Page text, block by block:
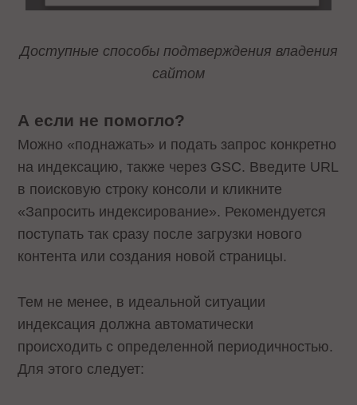
Доступные способы подтверждения владения
сайтом
А если не помогло?
Можно «поднажать» и подать запрос конкретно
на индексацию, также через GSC. Введите URL
в поисковую строку консоли и кликните
«Запросить индексирование». Рекомендуется
поступать так сразу после загрузки нового
контента или создания новой страницы.
Тем не менее, в идеальной ситуации
индексация должна автоматически
происходить с определенной периодичностью.
Для этого следует: